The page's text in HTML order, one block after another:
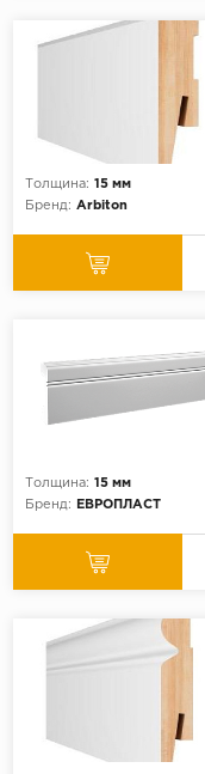
Толщина: 15 мм
Бренд: Arbiton
Толщина: 15 мм
Бренд:
ЕВРОПЛАСТ